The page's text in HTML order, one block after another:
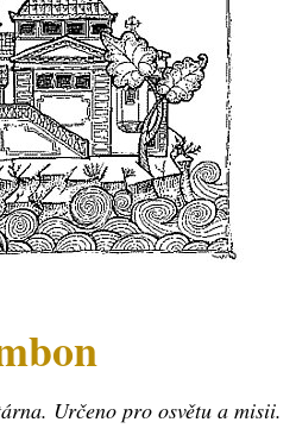
Určeno pro osvětu a misii.